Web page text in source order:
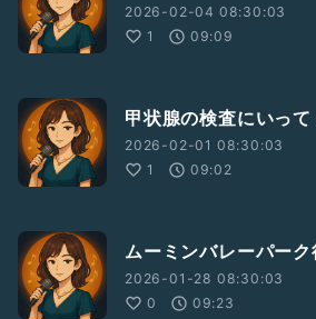
2026-02-04 08:30:03
1
09:09
甲状腺の検査にいって
2026-02-01 08:30:03
1
09:02
ムーミンバレーパー
2026-01-28 08:30:03
0
09:23